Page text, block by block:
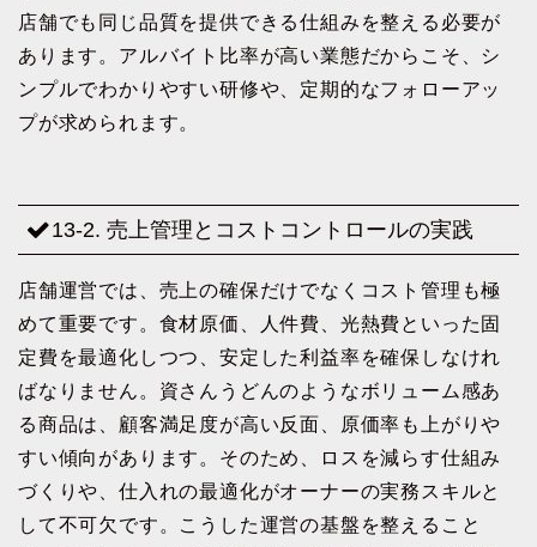
店舗でも同じ品質を提供できる仕組みを整える必要が
あります。アルバイト比率が高い業態だからこそ、シ
ンプルでわかりやすい研修や、定期的なフォローアッ
プが求められます。
13-2. 売上管理とコストコントロールの実践
店舗運営では、売上の確保だけでなくコスト管理も極
めて重要です。食材原価、人件費、光熱費といった固
定費を最適化しつつ、安定した利益率を確保しなけれ
ばなりません。資さんうどんのようなボリューム感あ
る商品は、顧客満足度が高い反面、原価率も上がりや
すい傾向があります。そのため、ロスを減らす仕組み
づくりや、仕入れの最適化がオーナーの実務スキルと
して不可欠です。こうした運営の基盤を整えること